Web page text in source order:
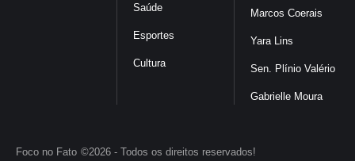
Marcos Coerais
Yara Lins
Sen. Plínio Valério
Gabrielle Moura
Saúde
Esportes
Cultura
Foco no Fato ©2026 - Todos os direitos reservados!